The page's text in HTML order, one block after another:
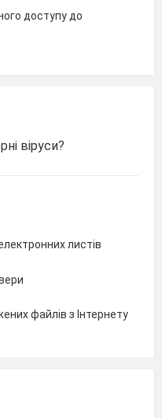
доступу до
віруси?
листів
файлів з Інтернету